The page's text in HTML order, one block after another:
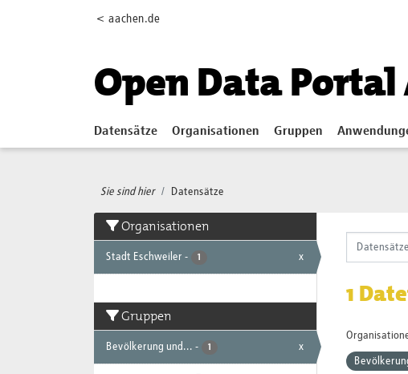
< aachen.de
Open Data Portal
Datensätze Organisationen Gruppen
Sie sind hier Datensätze
Organisationen
Stadt Eschweiler - 1 x
Gruppen
Bevölkerung und... - 1 x
1